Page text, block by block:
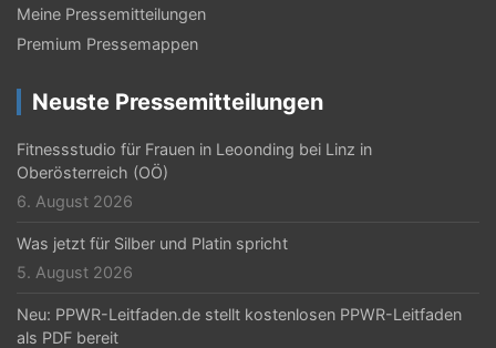
a
v
i
g
a
t
i
o
n
Meine Pressemitteilungen
Premium Pressemappen
Neuste Pressemitteilungen
Fitnessstudio für Frauen in Leoonding bei Linz in
Oberösterreich (OÖ)
6. August 2026
Was jetzt für Silber und Platin spricht
5. August 2026
Neu: PPWR-Leitfaden.de stellt kostenlosen PPWR-Leitfaden
als PDF bereit